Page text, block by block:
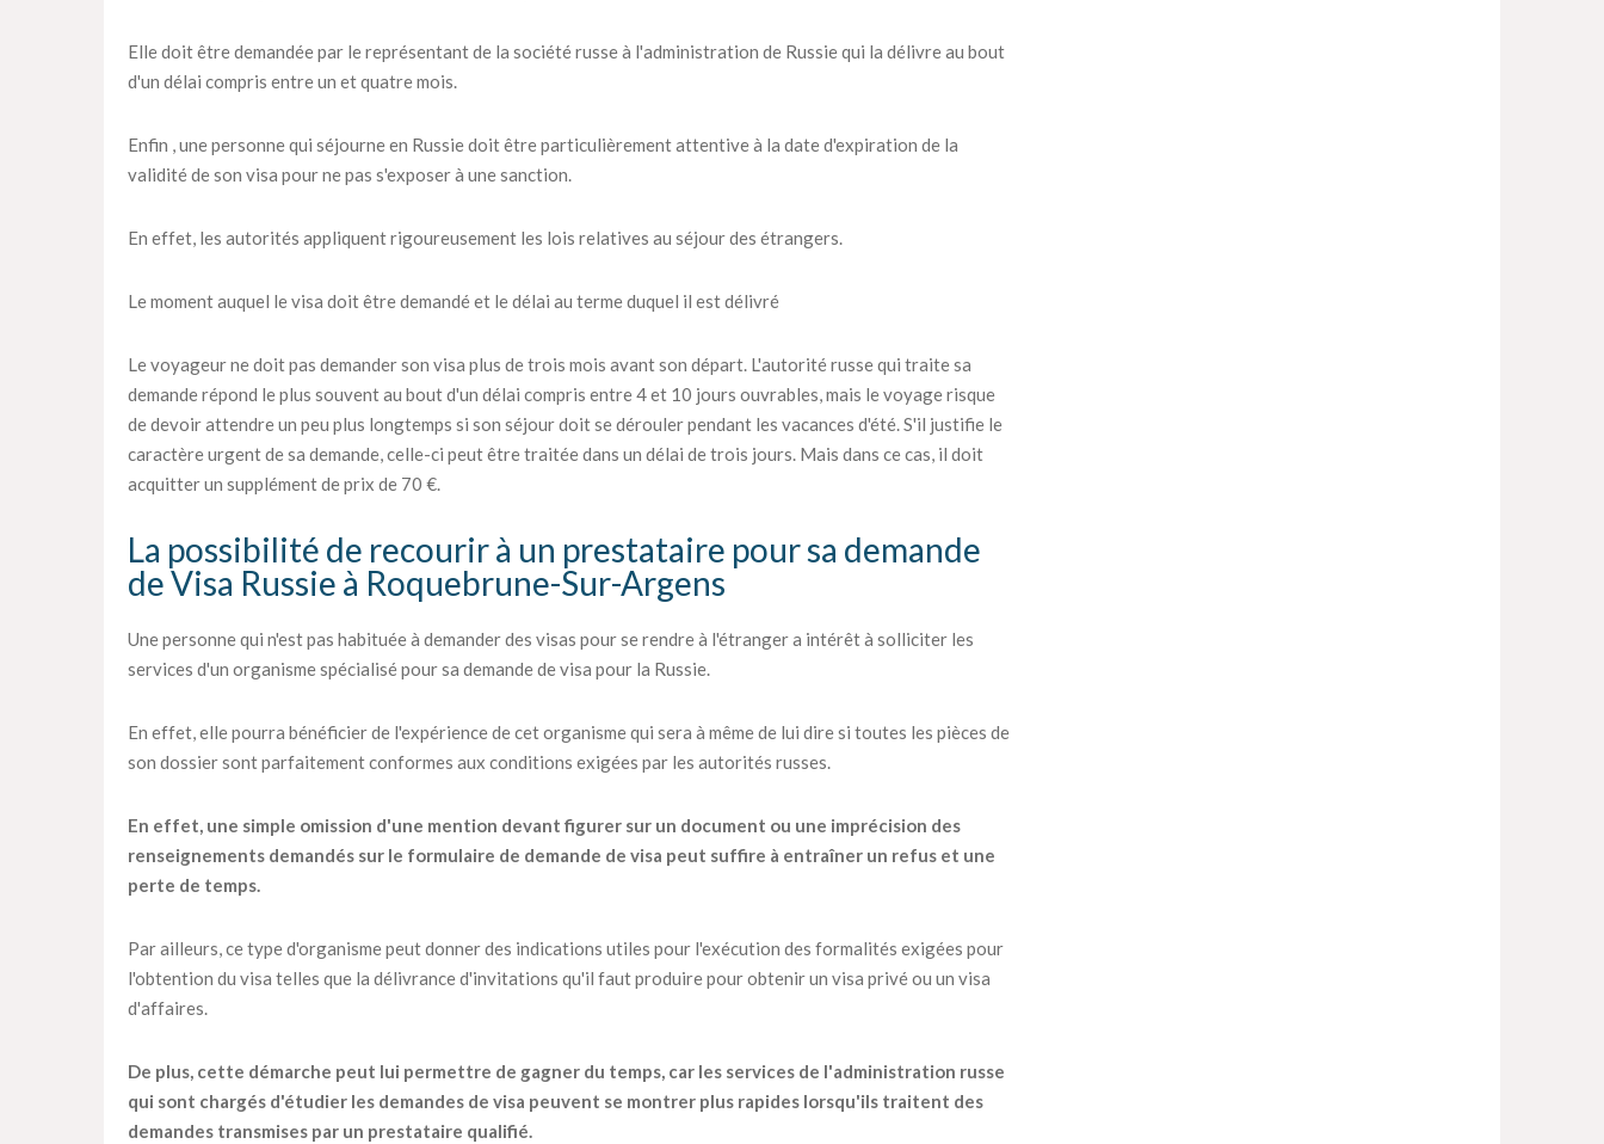
Elle doit être demandée par le représentant de la société russe à l'administration de Russie qui la délivre au bout
d'un délai compris entre un et quatre mois.
Enfin , une personne qui séjourne en Russie doit être particulièrement attentive à la date d'expiration de la
validité de son visa pour ne pas s'exposer à une sanction.
En effet, les autorités appliquent rigoureusement les lois relatives au séjour des étrangers.
Le moment auquel le visa doit être demandé et le délai au terme duquel il est délivré
Le voyageur ne doit pas demander son visa plus de trois mois avant son départ. L'autorité russe qui traite sa
demande répond le plus souvent au bout d'un délai compris entre 4 et 10 jours ouvrables, mais le voyage risque
de devoir attendre un peu plus longtemps si son séjour doit se dérouler pendant les vacances d'été. S'il justifie le
caractère urgent de sa demande, celle-ci peut être traitée dans un délai de trois jours. Mais dans ce cas, il doit
acquitter un supplément de prix de 70 €.
La possibilité de recourir à un prestataire pour sa demande
de Visa Russie à Roquebrune-Sur-Argens
Une personne qui n'est pas habituée à demander des visas pour se rendre à l'étranger a intérêt à solliciter les
services d'un organisme spécialisé pour sa demande de visa pour la Russie.
En effet, elle pourra bénéficier de l'expérience de cet organisme qui sera à même de lui dire si toutes les pièces de
son dossier sont parfaitement conformes aux conditions exigées par les autorités russes.
En effet, une simple omission d'une mention devant figurer sur un document ou une imprécision des
renseignements demandés sur le formulaire de demande de visa peut suffire à entraîner un refus et une
perte de temps.
Par ailleurs, ce type d'organisme peut donner des indications utiles pour l'exécution des formalités exigées pour
l'obtention du visa telles que la délivrance d'invitations qu'il faut produire pour obtenir un visa privé ou un visa
d'affaires.
De plus, cette démarche peut lui permettre de gagner du temps, car les services de l'administration russe
qui sont chargés d'étudier les demandes de visa peuvent se montrer plus rapides lorsqu'ils traitent des
demandes transmises par un prestataire qualifié.